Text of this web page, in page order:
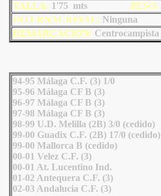
TALLA: 1'75 mts PESO:
INTERNACIONAL: Ninguna
DEMARCACIÓN: Centrocampista
94-95 Málaga C.F. (3) 1/0
95-96 Málaga CF B (3)
96-97 Málaga CF B (3)
97-98 Málaga CF B (3)
98-99 U.D. Melilla (2B) 3/0 (cedido)
99-00 Guadix C.F. (2B) 17/0 (cedido)
99-00 Mallorca B (cedido)
00-01 Velez C.F. (3)
00-01 At. Lucentino Ind.
01-02 Antequera C.F. (3)
02-03 Andalucia C.F. (3)